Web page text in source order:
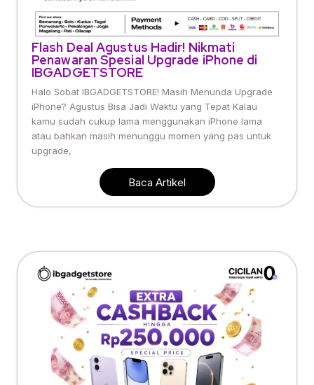
Flash Deal Agustus Hadir! Nikmati
Penawaran Spesial Upgrade iPhone di
IBGADGETSTORE
Halo Sobat IBGADGETSTORE! Masih Menunda Upgrade
iPhone? Agustus Bisa Jadi Waktu yang Tepat Kalau
kamu sudah cukup lama menggunakan iPhone lama
atau bahkan masih menunggu momen yang pas untuk
upgrade,
Baca Artikel